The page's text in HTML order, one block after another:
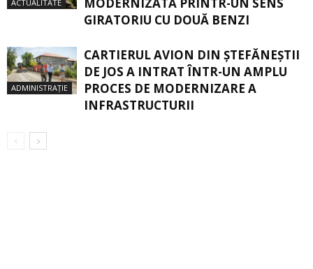
ACTUALITATE
GIRATORIU CU DOUĂ BENZI
ADMINISTRAȚIE
CARTIERUL AVION DIN ŞTEFĂNEŞTII
DE JOS A INTRAT ÎNTR-UN AMPLU
PROCES DE MODERNIZARE A
INFRASTRUCTURII